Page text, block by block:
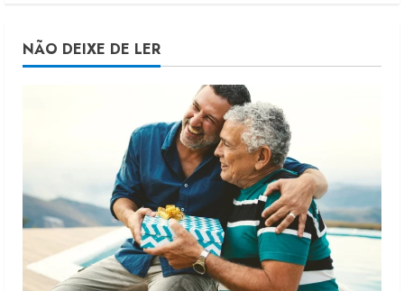
NÃO DEIXE DE LER